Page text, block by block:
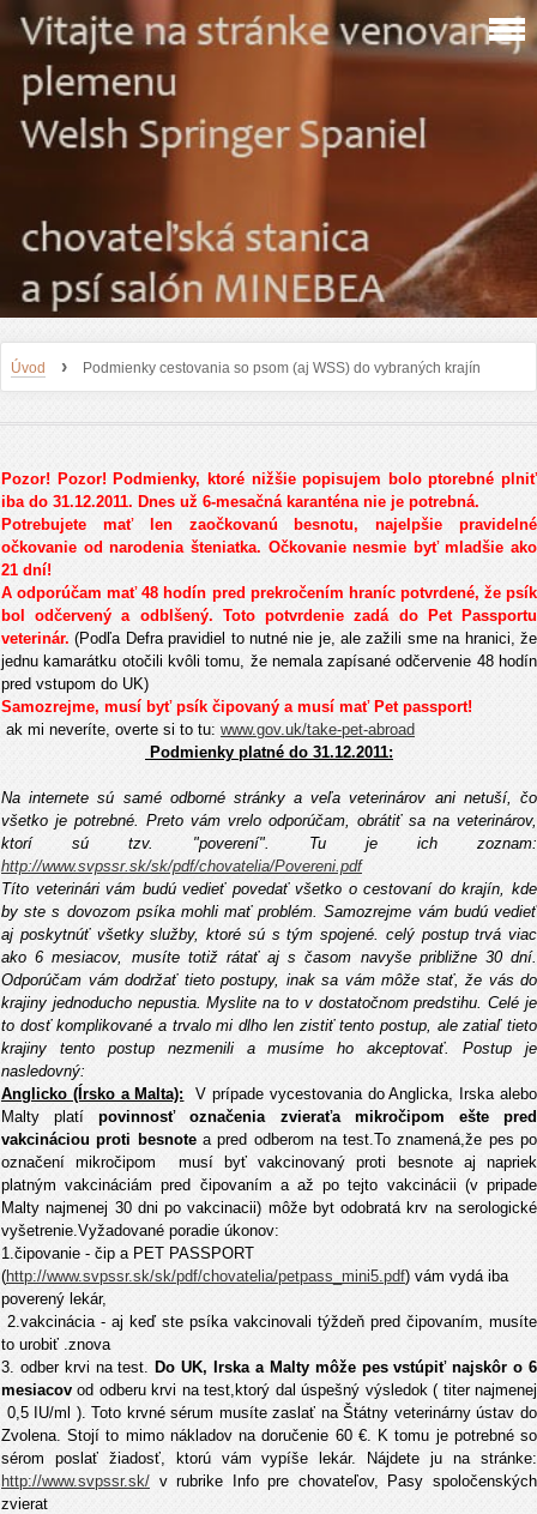
Úvod › Podmienky cestovania so psom (aj WSS) do vybraných krajín
Pozor! Pozor! Podmienky, ktoré nižšie popisujem bolo ptorebné plniť
iba do 31.12.2011. Dnes už 6-mesačná karanténa nie je potrebná.
Potrebujete mať len zaočkovanú besnotu, najelpšie pravidelné
očkovanie od narodenia šteniatka. Očkovanie nesmie byť mladšie ako
21 dní!
A odporúčam mať 48 hodín pred prekročením hraníc potvrdené, že psík
bol odčervený a odblšený. Toto potvrdenie zadá do Pet Passportu
veterinár.(Podľa Defra pravidiel to nutné nie je, ale zažili sme na hranici, že
jednu kamarátku otočili kvôli tomu, že nemala zapísané odčervenie 48 hodín
pred vstupom do UK)
Samozrejme, musí byť psík čipovaný a musí mať Pet passport!
ak mi neveríte, overte si to tu: www.gov.uk/take-pet-abroad
Podmienky platné do 31.12.2011:
Na internete sú samé odborné stránky a veľa veterinárov ani netuší, čo
všetko je potrebné. Preto vám vrelo odporúčam, obrátiť sa na veterinárov,
ktorí sú tzv. "poverení". Tu je ich zoznam:
http://www.svpssr.sk/sk/pdf/chovatelia/Povereni.pdf
Títo veterinári vám budú vedieť povedať všetko o cestovaní do krajín, kde
by ste s dovozom psíka mohli mať problém. Samozrejme vám budú vedieť
aj poskytnúť všetky služby, ktoré sú s tým spojené. celý postup trvá viac
ako 6 mesiacov, musíte totiž rátať aj s časom navyše približne 30 dní.
Odporúčam vám dodržať tieto postupy, inak sa vám môže stať, že vás do
krajiny jednoducho nepustia. Myslite na to v dostatočnom predstihu. Celé je
to dosť komplikované a trvalo mi dlho len zistiť tento postup, ale zatiaľ tieto
krajiny tento postup nezmenili a musíme ho akceptovať. Postup je
nasledovný:
Anglicko (Írsko a Malta):
V prípade vycestovania do Anglicka, Irska alebo
Malty platípovinnosť označenia zvieraťa mikročipom ešte pred
vakcináciou proti besnotea pred odberom na test.To znamená,že pes po
označení mikročipom
musí byť vakcinovaný proti besnote aj napriek
platným vakcináciám pred čipovaním a až po tejto vakcinácii (v pripade
Malty najmenej 30 dni po vakcinacii) môže byt odobratá krv na serologické
vyšetrenie.Vyžadované poradie úkonov:
1.čipovanie - čip a PET PASSPORT
(http://www.svpssr.sk/sk/pdf/chovatelia/petpass_mini5.pdf) vám vydá iba
poverený lekár,
2.vakcinácia - aj keď ste psíka vakcinovali týždeň pred čipovaním, musíte
to urobiť .znova
3. odber krvi na test. Do UK, Irska a Malty môže pes vstúpiť najskôr o 6
mesiacov od odberu krvi na test,ktorý dal úspešný výsledok ( titer najmenej
0,5 IU/ml ). Toto krvné sérum musíte zaslať na Štátny veterinárny ústav do
Zvolena. Stojí to mimo nákladov na doručenie 60 €. K tomu je potrebné so
sérom poslať žiadosť, ktorú vám vypíše lekár. Nájdete ju na stránke:
http://www.svpssr.sk/ v rubrike Info pre chovateľov, Pasy spoločenských
zvierat